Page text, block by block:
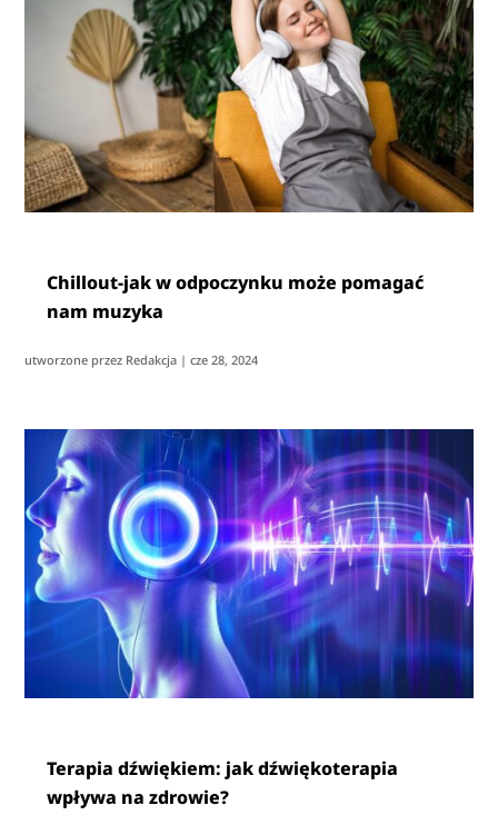
Chillout-jak w odpoczynku może pomagać
nam muzyka
utworzone przez Redakcja |cze 28, 2024
Terapia dźwiękiem: jak dźwiękoterapia
wpływa na zdrowie?